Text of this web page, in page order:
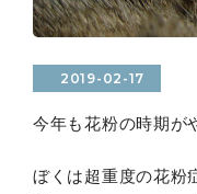
2019-02-17
今年も花粉の時期が
ぼくは超重度の花粉